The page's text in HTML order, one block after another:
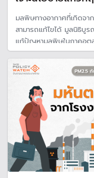
มลพิษทางอากาศที่เกิดจ
สามารถแก้ไขได้ มูลนิธิบูร
แก้ปัญหามลพิษในภาคอุต
สหรัฐอเมริกา ญี่ปุ่น และส
ของความพยายามแก้ปัญห